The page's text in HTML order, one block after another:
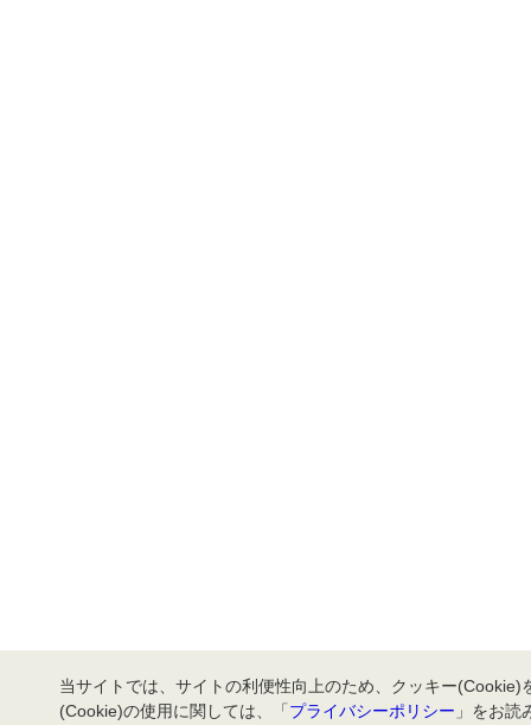
当サイトでは、サイトの利便性向上のため、クッキー
(Cookie)の使用に関しては、「プライバシーポリシー 」をお読